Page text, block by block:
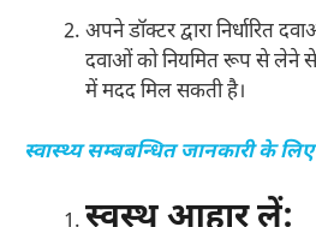
अपने डॉक्टर द्वारा निर्धारित
दवाओं को नियमित रूप से लेने से
में मदद मिल सकती है।
स्वास्थ्य सम्बबन्धित जानकारी के
स्वस्थ आहार लें: